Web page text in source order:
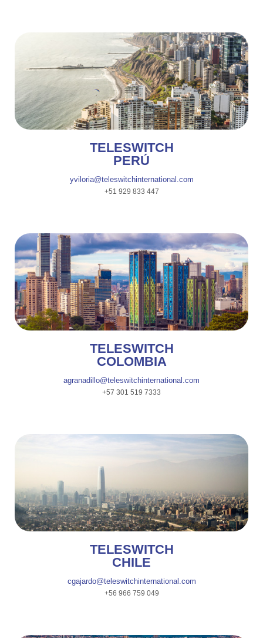
LIMA
TELESWITCH
PERÚ
yviloria@teleswitchinternational.com
+51 929 833 447
BOGOTÁ
TELESWITCH
COLOMBIA
agranadillo@teleswitchinternational.com
+57 301 519 7333
SANTIAGO
TELESWITCH
CHILE
cgajardo@teleswitchinternational.com
+56 966 759 049